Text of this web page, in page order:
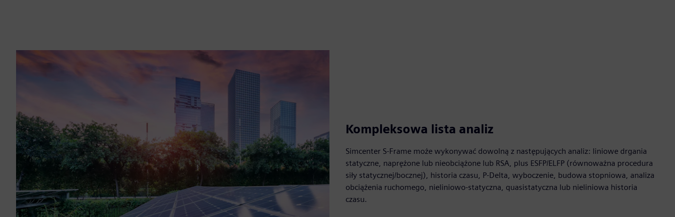
Kompleksowa lista analiz
Simcenter S-Frame może wykonywać dowolną z następujących analiz: liniowe drgania
statyczne, naprężone lub nieobciążone lub RSA, plus ESFP/ELFP (równoważna procedura
siły statycznej/bocznej), historia czasu, P-Delta, wyboczenie, budowa stopniowa, analiza
obciążenia ruchomego, nieliniowo-statyczna, quasistatyczna lub nieliniowa historia
czasu.